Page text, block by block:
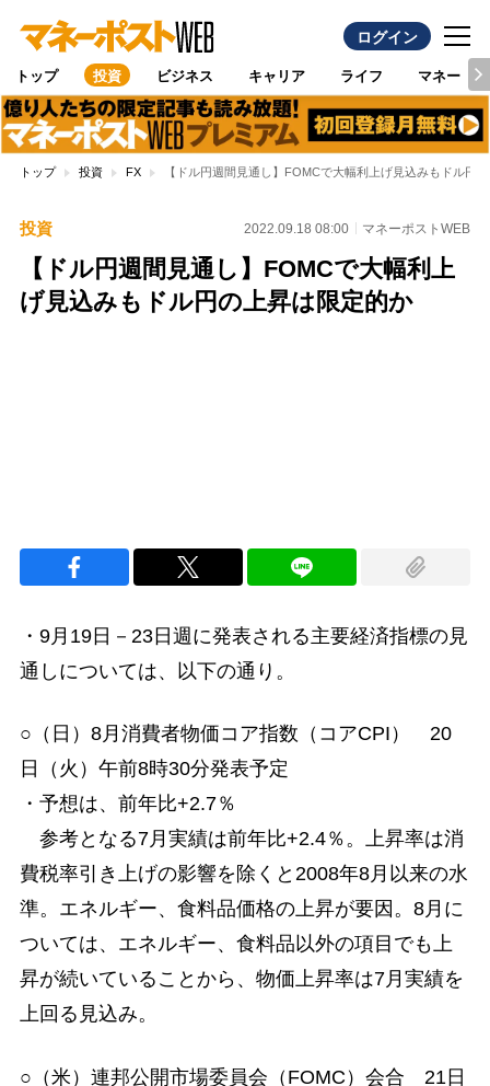
ログイン
トップ 投資 ビジネス キャリア ライフ マネー
トップ 投資 FX 【ドル円週間見通し】FOMCで大幅利上げ見込みもドル円
投資 2022.09.18 08:00 マネーポストWEB
【ドル円週間見通し】FOMCで大幅利上
げ見込みもドル円の上昇は限定的か
・9月19日－23日週に発表される主要経済指標の見
通しについては、以下の通り。
○（日）8月消費者物価コア指数（コアCPI） 20
日（火）午前8時30分発表予定
・予想は、前年比+2.7％
参考となる7月実績は前年比+2.4％。上昇率は消
費税率引き上げの影響を除くと2008年8月以来の水
準。エネルギー、食料品価格の上昇が要因。8月に
ついては、エネルギー、食料品以外の項目でも上
昇が続いていることから、物価上昇率は7月実績を
上回る見込み。
○（米）連邦公開市場委員会（FOMC）会合 21日